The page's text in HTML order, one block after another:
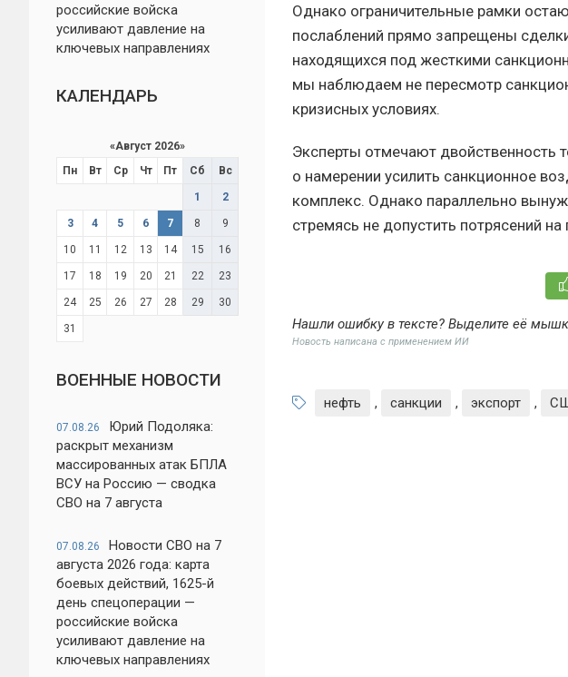
российские войска
усиливают давление на
ключевых направлениях
КАЛЕНДАРЬ
«Август 2026»
Пн
Вт Ср Чт Пт Сб Вс
1 2
3 4 5 6 7 8 9
10 11 12 13 14 15 16
17 18 19 20 21 22 23
24 25 26 27 28 29 30
31
ВОЕННЫЕ НОВОСТИ
07.08.26
Юрий Подоляка:
раскрыт механизм
массированных атак БПЛА
ВСУ на Россию — сводка
СВО на 7 августа
07.08.26
Новости СВО на 7
августа 2026 года: карта
боевых действий, 1625-й
день спецоперации —
российские войска
усиливают давление на
ключевых направлениях
Однако ограничительные рамки
послаблений прямо запрещены
находящихся под жесткими
мы наблюдаем не пересмотр
кризисных условиях.
Эксперты отмечают двойственность
о намерении усилить санкционное
комплекс. Однако параллельно
стремясь не допустить потрясений
Нашли ошибку в тексте? Выделите её
Новость написана с применением ИИ
нефть , санкции , экспорт ,